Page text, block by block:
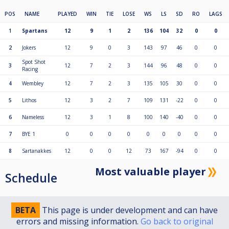
POS NAME PLAYED WIN TIE LOSE WS LS SD RO LAGS
1 Spartans 12 9 1 2 136 104 32 0 0
2 Jokers 12 9 0 3 143 97 46 0 0
3
Spot Shot
Racing
12 7 2 3 144 96 48 0 0
4 Wembley 12 7 2 3 135 105 30 0 0
5 Lithos 12 3 2 7 109 131 -22 0 0
6 Nameless 12 3 1 8 100 140 -40 0 0
7 BYE 1 0 0 0 0 0 0 0 0 0
8 Sartanakkes 12 0 0 12 73 167 -94 0 0
Most valuable player
Schedule
BETA This page is under development and can have
errors and missing information. Go back to original